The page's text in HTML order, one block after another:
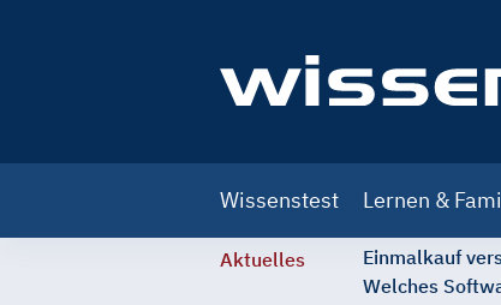
navigation
Wissenstest Lernen &
Aktuelles
Einmalkauf
Welches